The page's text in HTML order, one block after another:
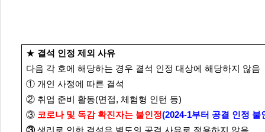
★ 결석 인정 제외 사유
다음 각 호에 해당하는 경우 결석 인정 대상에 해당하지 않음
① 개인 사정에 따른 결석
② 취업 준비 활동(면접, 체험형 인턴 등)
③ 코로나 및 독감 확진자는 불인정(2024-1부터 공결 인정 불